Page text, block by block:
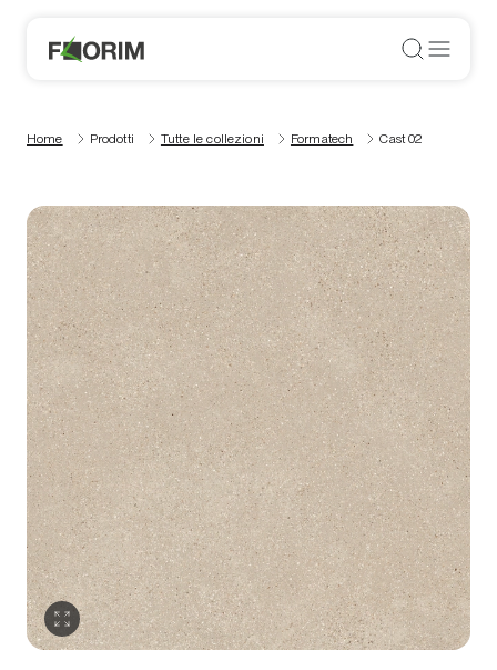
Home Prodotti Tutte le collezioni Formatech Cast 02